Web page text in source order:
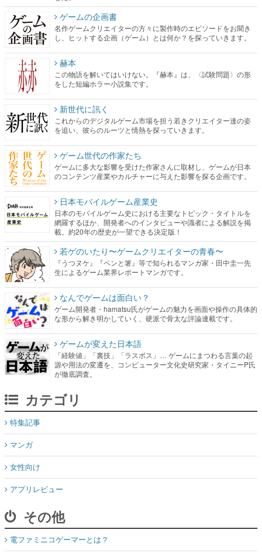
ゲームの企画書
名作ゲームクリエイターの方々に製作時のエピソードをお聞き
し、ヒットする企画（ゲーム）とは何か？を探っていきます。
赫本
この物語を解いてはいけない。『赫本』は、〈試験問題〉の形
をした短編ホラー小説集です。
新世代に訊く
これからのデジタルゲーム市場を担う若きクリエイター達の姿
を追い、彼らのルーツと情熱を探っていきます。
ゲーム世代の作家たち
ゲームに多大な影響を受けた作家さんに取材し、ゲームが日本
のコンテンツ産業やカルチャーに与えた影響を探る企画です。
日本モバイルゲーム産業史
日本のモバイルゲーム史における主要なトピック・タイトルを
網羅するほか、開発者へのインタビューや識者による解説を掲
載。約20年の歴史が一望できる決定版！
若ゲのいたり〜ゲームクリエイターの青春〜
『うつヌケ』『ペンと箸』等で知られるマンガ家・田中圭一先
生によるゲーム業界レポートマンガです。
なんでゲームは面白い？
ゲーム開発者・hamatsu氏がゲームの魅力を画面や操作の具体的
な形から解き明かしていく、硬派で骨太な評論連載です。
ゲームが変えた日本語
「経験値」「裏技」「ラスボス」… ゲームにまつわる言葉の起
源や用法の変遷を、コンピューター文化史研究家・タイニーP氏
が徹底調査。
カテゴリ
特集記事
マンガ
女性向け
アプリレビュー
その他
電ファミニコゲーマーとは？